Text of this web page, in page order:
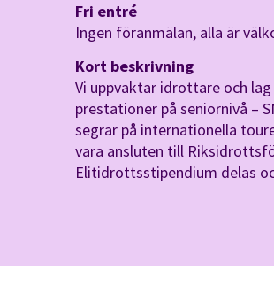
Fri entré
Ingen föranmälan, alla är
Kort beskrivning
Vi uppvaktar idrottare och
prestationer på seniornivå –
segrar på internationella
vara ansluten till
Elitidrottsstipendium delas